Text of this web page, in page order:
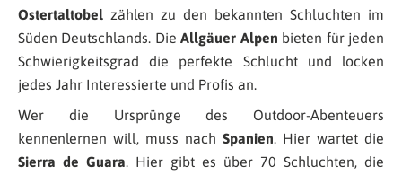
Ostertaltobel zählen zu den bekannten Schluchten im
Süden Deutschlands. DieAllgäuer Alpen bieten für jeden
Schwierigkeitsgrad die perfekte Schlucht und locken
jedes Jahr Interessierte und Profis an.
Wer die Ursprünge des Outdoor-Abenteuers
kennenlernen will, muss nach Spanien. Hier wartet die
Sierra de Guara. Hier gibt es über 70 Schluchten, die